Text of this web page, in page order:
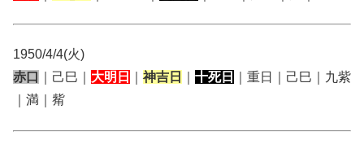
1950/4/4(火)
赤口
｜己巳｜ 大明日 神吉日 十死日
｜重日｜己巳｜九紫
｜満｜觜